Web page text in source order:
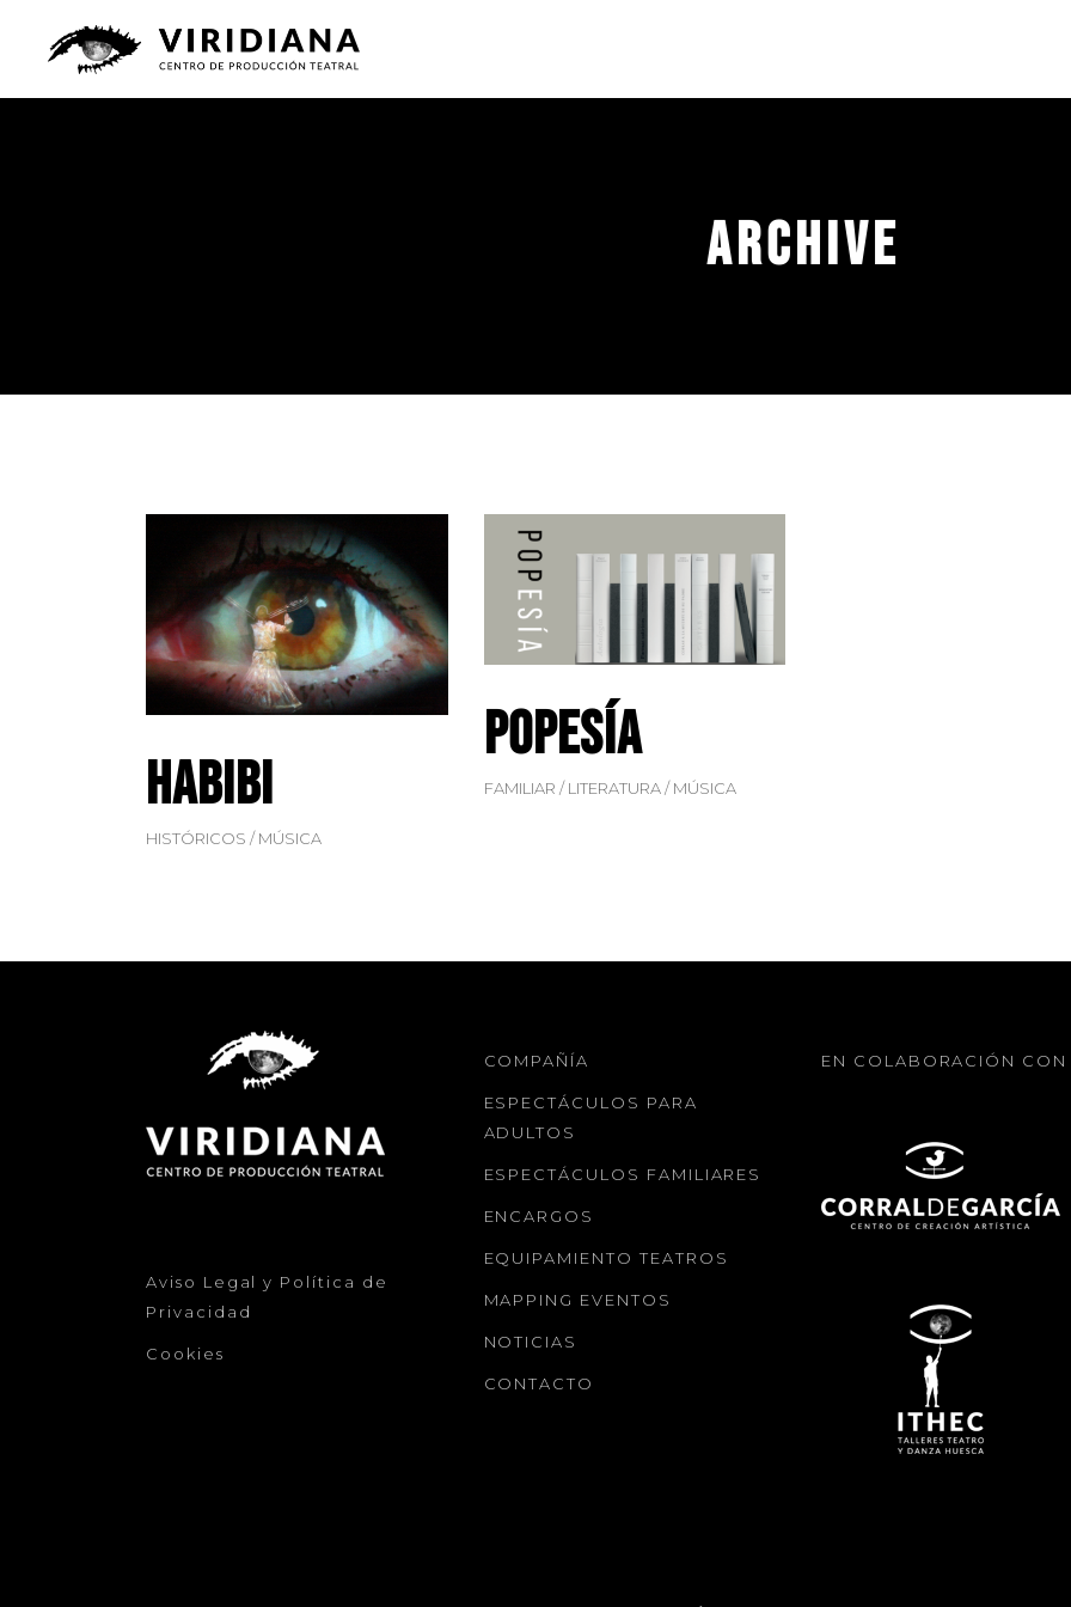
Archive
Habibi
HISTÓRICOS MÚSICA
Popesía
FAMILIAR LITERATURA MÚSICA
Aviso Legal y Política de
Privacidad
Cookies
COMPAÑÍA
ESPECTÁCULOS PARA
ADULTOS
ESPECTÁCULOS FAMILIARES
ENCARGOS
EQUIPAMIENTO TEATROS
MAPPING EVENTOS
NOTICIAS
CONTACTO
EN COLABORACIÓN CON